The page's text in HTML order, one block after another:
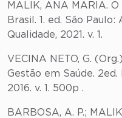
MALIK, ANA MARIA.
Brasil. 1. ed. São
Qualidade, 2021. v. 1.
VECINA NETO, G.
Gestão em Saúde.
2016. v. 1. 500p .
BARBOSA, A. P.;